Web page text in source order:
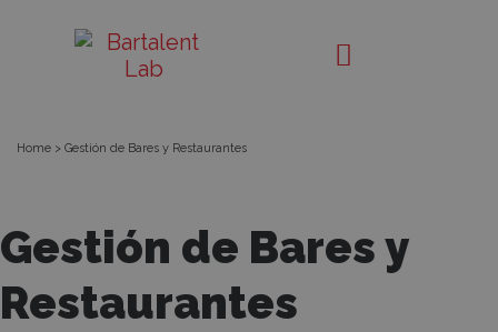
Gestión
Hostelera:
Gestión
Bares
y
Bartalent
Lab
Home > Gestión de Bares y Restaurantes
Gestión de Bares y
Restaurantes